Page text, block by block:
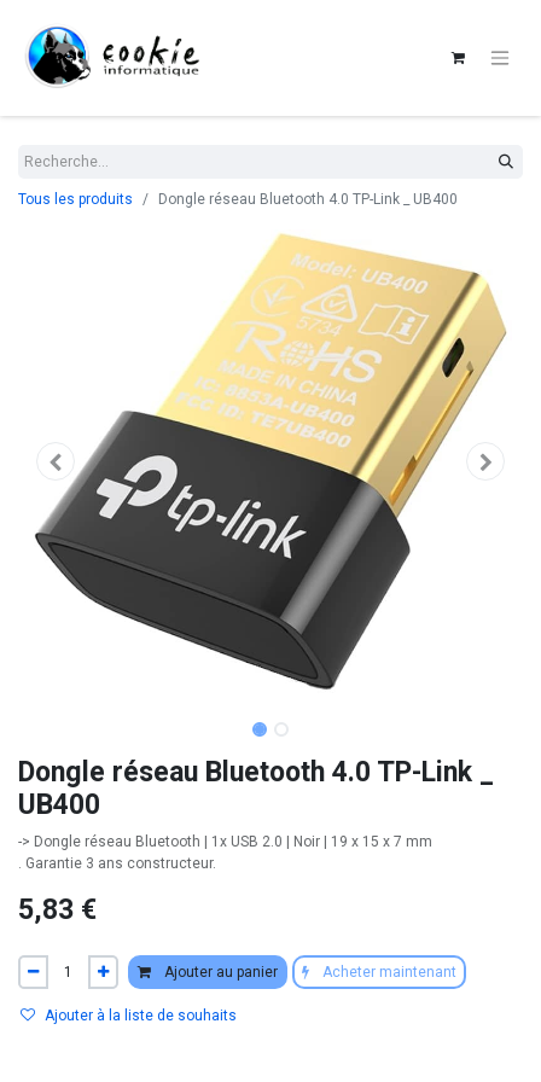
Tous les produits Dongle réseau Bluetooth 4.0 TP-Link _ UB400
Dongle réseau Bluetooth 4.0 TP-Link _
UB400
-> Dongle réseau Bluetooth | 1x USB 2.0 | Noir | 19 x 15 x 7 mm
. Garantie 3 ans constructeur.
5,83 €
Ajouter au panier Acheter maintenant
Ajouter à la liste de souhaits